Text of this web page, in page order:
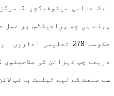
ایک عالمی مینوفیکچرنگ
پہلے ہی چھ پراجیکٹس پر عمل
ذریعے چپ ڈیزائن کی
سے صنعت کے لیے ٹیلنٹ پائپ